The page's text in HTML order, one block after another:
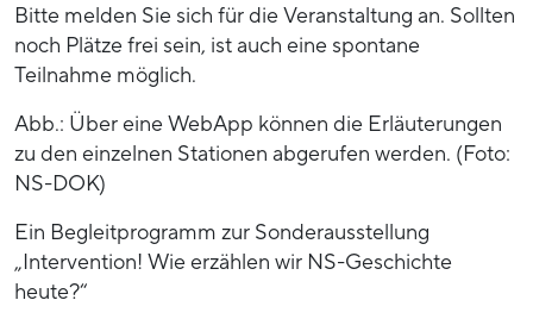
Bitte melden Sie sich für die Veranstaltung an. Sollten
noch Plätze frei sein, ist auch eine spontane
Teilnahme möglich.
Abb.: Über eine WebApp können die Erläuterungen
zu den einzelnen Stationen abgerufen werden. (Foto:
NS-DOK)
Ein Begleitprogramm zur Sonderausstellung
„Intervention! Wie erzählen wir NS-Geschichte
heute?“